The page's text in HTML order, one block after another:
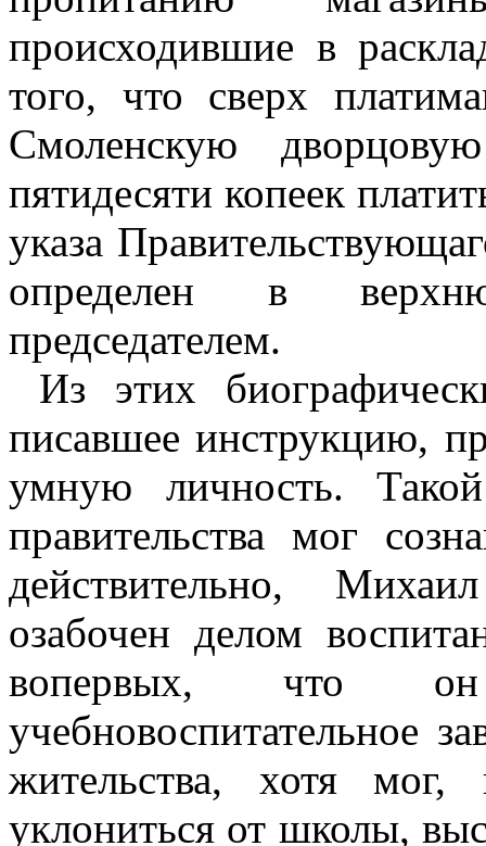
происходившие в
того, что сверх
Смоленскую
пятидесяти копеек
указа
определен в
председателем.
Из этих
писавшее инструкцию,
умную личность.
правительства мог
действительно,
озабочен делом
вопервых, что
учебновоспитательное
жительства, хотя
уклониться от школы,